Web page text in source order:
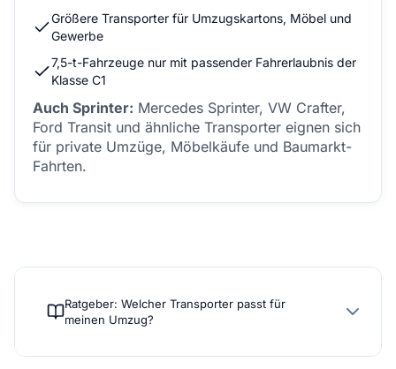
Größere Transporter für Umzugskartons, Möbel und
Gewerbe
7,5-t-Fahrzeuge nur mit passender Fahrerlaubnis der
Klasse C1
Auch Sprinter: Mercedes Sprinter, VW Crafter,
Ford Transit und ähnliche Transporter eignen sich
für private Umzüge, Möbelkäufe und Baumarkt-
Fahrten.
Ratgeber: Welcher Transporter passt für
meinen Umzug?